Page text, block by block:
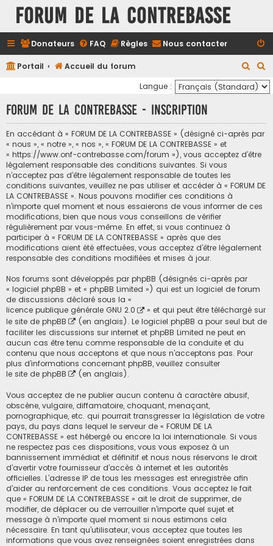
FORUM DE LA CONTREBASSE
Donateurs FAQ Règles Nous contacter
Portail Accueil du forum
e
c
e
c
c
r
Langue :
FORUM DE LA CONTREBASSE - Inscription
En accédant à « FORUM DE LA CONTREBASSE » (désigné ci-après par
« nous », « notre », « nos », « FORUM DE LA CONTREBASSE » et
« https://www.onf-contrebasse.com/forum »), vous acceptez d’être
légalement responsable des conditions suivantes. Si vous
n’acceptez pas d’être légalement responsable de toutes les
conditions suivantes, veuillez ne pas utiliser et accéder à « FORUM DE
LA CONTREBASSE ». Nous pouvons modifier ces conditions à
n’importe quel moment et nous essaierons de vous informer de ces
modifications, bien que nous vous conseillons de vérifier
régulièrement par vous-même. En effet, si vous continuez à
participer à « FORUM DE LA CONTREBASSE » après que des
modifications aient été effectuées, vous acceptez d’être légalement
responsable des conditions modifiées et mises à jour.
Nos forums sont développés par phpBB (désignés ci-après par
« logiciel phpBB » et « phpBB Limited ») qui est un logiciel de forum
de discussions déclaré sous la «
licence publique générale GNU 2.0
» et qui peut être téléchargé sur
le site de phpBB
(en anglais). Le logiciel phpBB a pour seul but de
faciliter les discussions sur internet et phpBB Limited ne peut en
aucun cas être tenu comme responsable de la conduite et du
contenu que nous acceptons et que nous n’acceptons pas. Pour
plus d’informations concernant phpBB, veuillez consulter
le site de phpBB
(en anglais).
Vous acceptez de ne publier aucun contenu à caractère abusif,
obscène, vulgaire, diffamatoire, choquant, menaçant,
pornographique, etc. qui pourrait transgresser la législation de votre
pays, du pays dans lequel le serveur de « FORUM DE LA
CONTREBASSE » est hébergé ou encore la loi internationale. Si vous
ne respectez pas ces dispositions, vous vous exposez à un
bannissement immédiat et définitif et nous nous réservons le droit
d’avertir votre fournisseur d’accès à internet et les autorités
officielles. L’adresse IP de tous les messages est enregistrée afin
d’aider au renforcement de ces conditions. Vous acceptez le fait
que « FORUM DE LA CONTREBASSE » ait le droit de supprimer, de
modifier, de déplacer ou de verrouiller n’importe quel sujet et
message à n’importe quel moment si nous estimons cela
nécessaire. En tant qu’utilisateur, vous acceptez que toutes les
informations que vous avez renseignées soient enregistrées dans